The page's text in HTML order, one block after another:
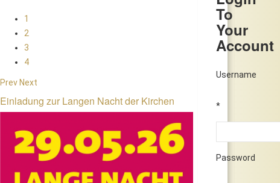
To
Your
Account
Username
*
Password
1
2
3
4
Prev Next
Einladung zur Langen Nacht der Kirchen